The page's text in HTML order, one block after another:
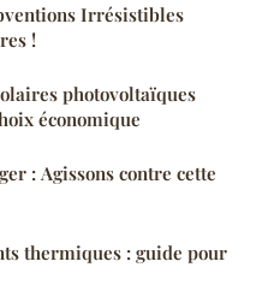
Irrésistibles
!
photovoltaïques
économique
: Agissons contre cette
thermiques : guide pour